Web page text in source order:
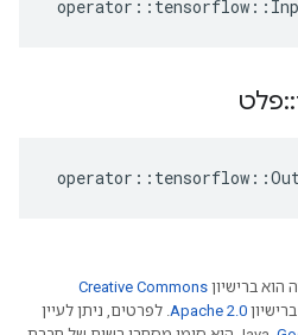
operator :: tensorflow ::
::פלט
operator :: tensorflow ::
הוא ברישיון Creative Commons
Apache 2.0. לפרטים, ניתן לעיין